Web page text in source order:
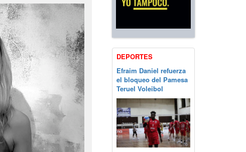
DEPORTES
Efraim Daniel refuerza
el bloqueo del Pamesa
Teruel Voleibol